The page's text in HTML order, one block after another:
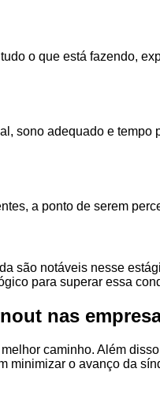
o que está fazendo,
sono adequado e
a ponto de serem
são notáveis nesse
para superar essa
nas
caminho. Além
minimizar o avanço da